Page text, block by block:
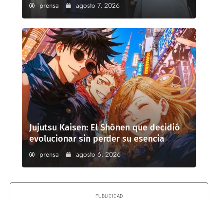
prensa agosto 7, 2026
Jujutsu Kaisen: El Shōnen que decidió
evolucionar sin perder su esencia
prensa agosto 6, 2026